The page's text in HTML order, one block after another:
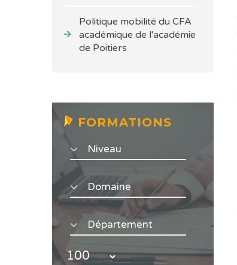
Politique mobilité du CFA
académique de l'académie
de Poitiers
FORMATIONS